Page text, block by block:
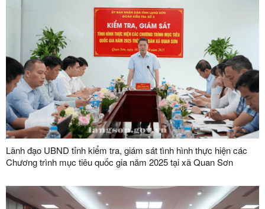
Lãnh đạo UBND tỉnh kiểm tra, giám sát tình hình thực hiện các
Chương trình mục tiêu quốc gia năm 2025 tại xã Quan Sơn